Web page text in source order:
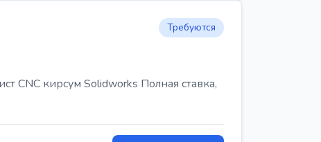
Требуются
CNC кирсум Solidworks Полная ставка,